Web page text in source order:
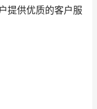
提供优质的客户服